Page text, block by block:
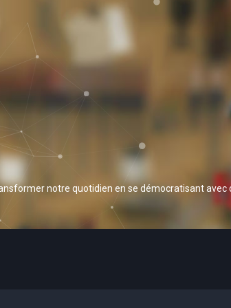
notre quotidien en se démocratisant